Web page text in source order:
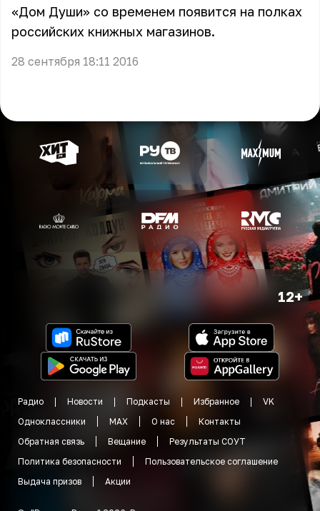
«Дом Души» со временем появится на полках
российских книжных магазинов.
28 сентября 18:11 2016
12+
Радио Новости Подкасты Избранное
VK
Одноклассники
MAX О нас
Контакты
Обратная связь
Вещание
Результаты СОУТ
Политика безопасности
Пользовательское соглашение
Выдача призов
Акции